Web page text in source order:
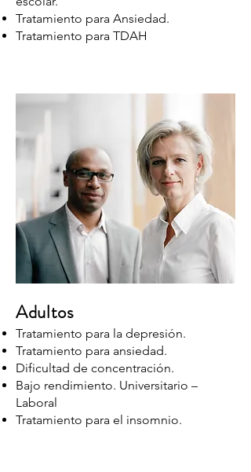
Tratamiento para Ansiedad.
Tratamiento para TDAH
Adultos
Tratamiento para la depresión.
Tratamiento para ansiedad.
Dificultad de concentración.
Bajo rendimiento. Universitario –
Laboral
Tratamiento para el insomnio.